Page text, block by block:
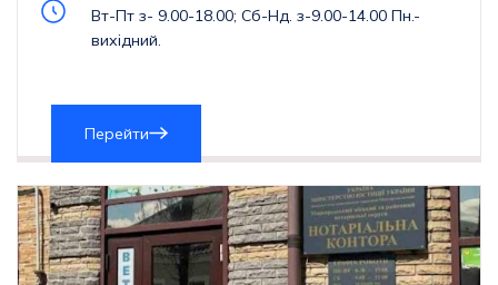
Вт-Пт з- 9.00-18.00; Сб-Нд. з-9.00-14.00 Пн.-
вихідний.
Перейти